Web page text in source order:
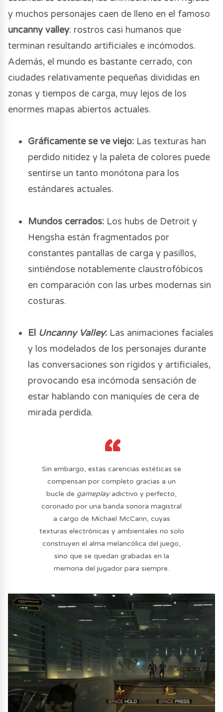
y muchos personajes caen de lleno en el famoso
uncanny valley: rostros casi humanos que
terminan resultando artificiales e incómodos.
Además, el mundo es bastante cerrado, con
ciudades relativamente pequeñas divididas en
zonas y tiempos de carga, muy lejos de los
enormes mapas abiertos actuales.
Gráficamente se ve viejo: Las texturas han
perdido nitidez y la paleta de colores puede
sentirse un tanto monótona para los
estándares actuales.
Mundos cerrados: Los hubs de Detroit y
Hengsha están fragmentados por
constantes pantallas de carga y pasillos,
sintiéndose notablemente claustrofóbicos
en comparación con las urbes modernas sin
costuras.
El Uncanny Valley: Las animaciones faciales
y los modelados de los personajes durante
las conversaciones son rígidos y artificiales,
provocando esa incómoda sensación de
estar hablando con maniquíes de cera de
mirada perdida.
Sin embargo, estas carencias estéticas se
compensan por completo gracias a un
bucle de gameplayadictivo y perfecto,
coronado por una banda sonora magistral
a cargo de Michael McCann, cuyas
texturas electrónicas y ambientales no solo
construyen el alma melancólica del juego,
sino que se quedan grabadas en la
memoria del jugador para siempre.